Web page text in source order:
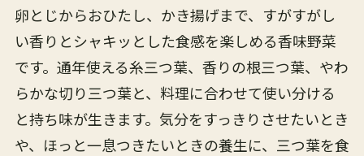
卵とじからおひたし、かき揚げまで、すがすがし
い香りとシャキッとした食感を楽しめる香味野菜
です。通年使える糸三つ葉、香りの根三つ葉、やわ
らかな切り三つ葉と、料理に合わせて使い分ける
と持ち味が生きます。気分をすっきりさせたいとき
や、ほっと一息つきたいときの養生に、三つ葉を食